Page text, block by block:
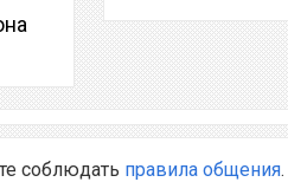
соблюдать правила общения.